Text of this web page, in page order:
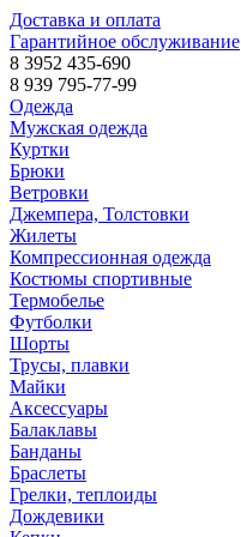
Доставка и оплата
Гарантийное обслуживание
8 3952 435-690
8 939 795-77-99
Одежда
Мужская одежда
Куртки
Брюки
Ветровки
Джемпера, Толстовки
Жилеты
Компрессионная одежда
Костюмы спортивные
Термобелье
Футболки
Шорты
Трусы, плавки
Майки
Аксессуары
Балаклавы
Банданы
Браслеты
Грелки, теплоиды
Дождевики